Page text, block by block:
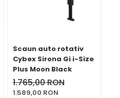
Scaun auto rotativ
Cybex Sirona Gi i-Size
Plus Moon Black
1.765,00 RON
1.589,00 RON